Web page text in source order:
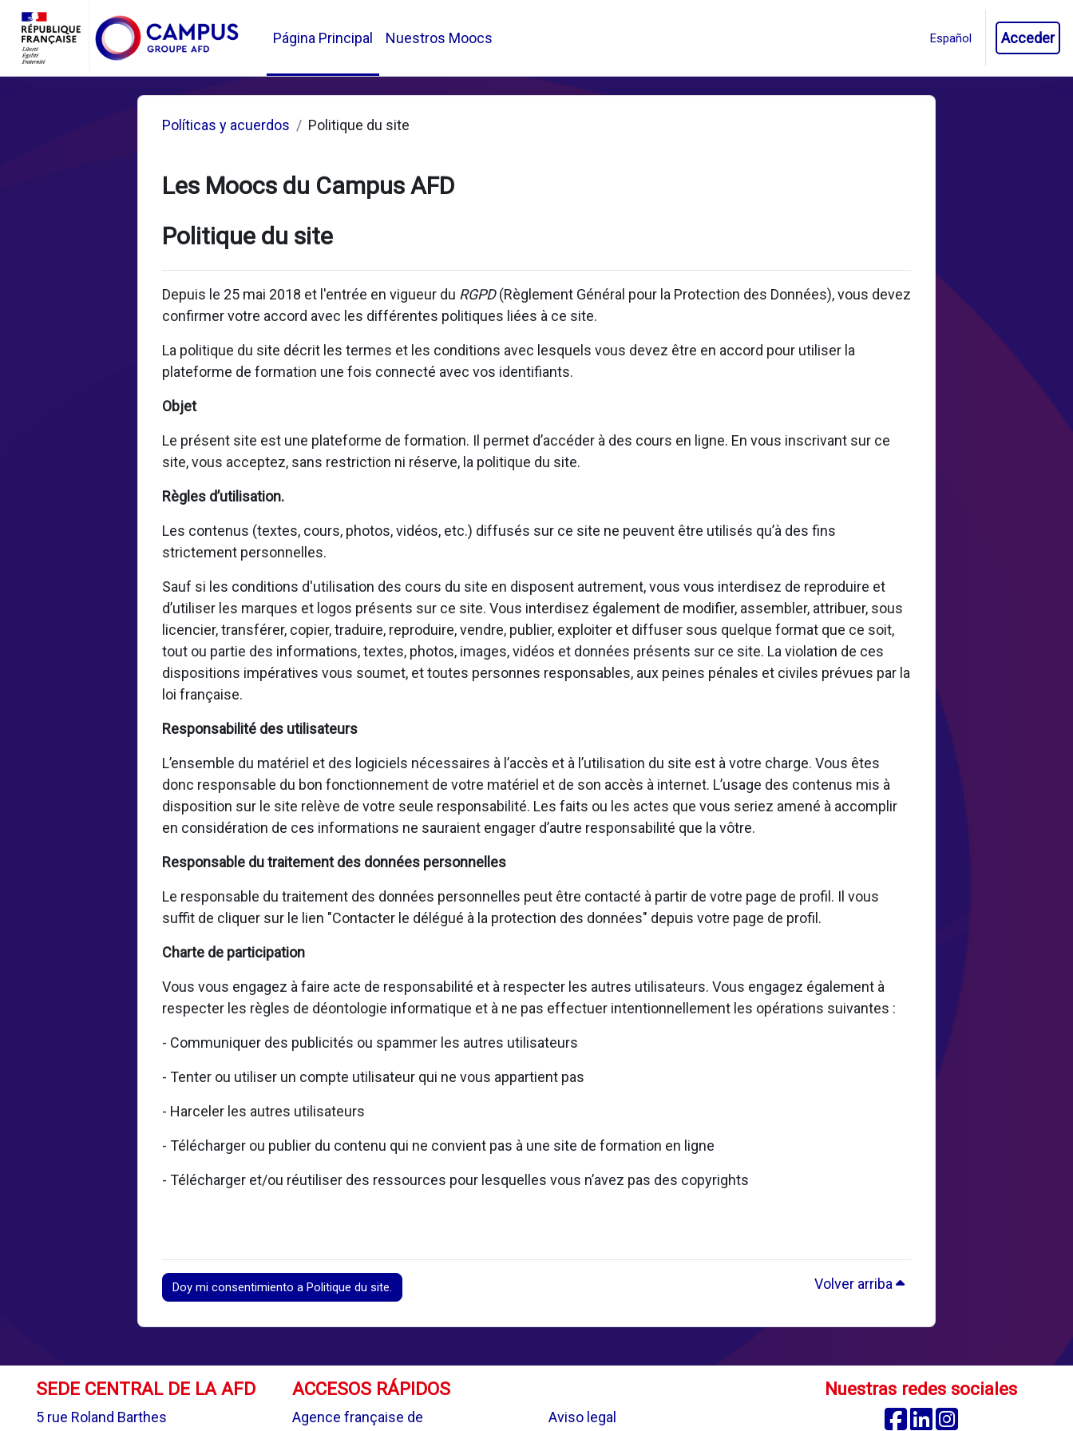
Salta al contenido principal
Página Principal
Nuestros Moocs Acceder
Políticas y acuerdos Politique du site
Les Moocs du Campus AFD
Politique du site
Depuis le 25 mai 2018 et l'entrée en vigueur du RGPD(Règlement Général pour la Protection des Données), vous devez
confirmer votre accord avec les différentes politiques liées à ce site.
La politique du site décrit les termes et les conditions avec lesquels vous devez être en accord pour utiliser la
plateforme de formation une fois connecté avec vos identifiants.
Objet
Le présent site est une plateforme de formation. Il permet d’accéder à des cours en ligne. En vous inscrivant sur ce
site, vous acceptez, sans restriction ni réserve, la politique du site.
Règles d’utilisation.
Les contenus (textes, cours, photos, vidéos, etc.) diffusés sur ce site ne peuvent être utilisés qu’à des fins
strictement personnelles.
Sauf si les conditions d'utilisation des cours du site en disposent autrement, vous vous interdisez de reproduire et
d’utiliser les marques et logos présents sur ce site. Vous interdisez également de modifier, assembler, attribuer, sous
licencier, transférer, copier, traduire, reproduire, vendre, publier, exploiter et diffuser sous quelque format que ce soit,
tout ou partie des informations, textes, photos, images, vidéos et données présents sur ce site. La violation de ces
dispositions impératives vous soumet, et toutes personnes responsables, aux peines pénales et civiles prévues par la
loi française.
Responsabilité des utilisateurs
L’ensemble du matériel et des logiciels nécessaires à l’accès et à l’utilisation du site est à votre charge. Vous êtes
donc responsable du bon fonctionnement de votre matériel et de son accès à internet. L’usage des contenus mis à
disposition sur le site relève de votre seule responsabilité. Les faits ou les actes que vous seriez amené à accomplir
en considération de ces informations ne sauraient engager d’autre responsabilité que la vôtre.
Responsable du traitement des données personnelles
Le responsable du traitement des données personnelles peut être contacté à partir de votre page de profil. Il vous
suffit de cliquer sur le lien "Contacter le délégué à la protection des données" depuis votre page de profil.
Charte de participation
Vous vous engagez à faire acte de responsabilité et à respecter les autres utilisateurs. Vous engagez également à
respecter les règles de déontologie informatique et à ne pas effectuer intentionnellement les opérations suivantes :
- Communiquer des publicités ou spammer les autres utilisateurs
- Tenter ou utiliser un compte utilisateur qui ne vous appartient pas
- Harceler les autres utilisateurs
- Télécharger ou publier du contenu qui ne convient pas à une site de formation en ligne
- Télécharger et/ou réutiliser des ressources pour lesquelles vous n’avez pas des copyrights
Doy mi consentimiento a Politique du site. Volver arriba
SEDE CENTRAL DE LA AFD
5 rue Roland Barthes
ACCESOS RÁPIDOS
Agence française de
Aviso legal
Nuestras redes sociales
FacebookLinkedin